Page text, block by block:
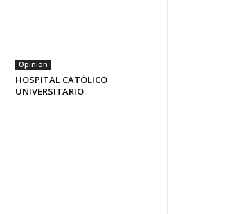
Opinion
HOSPITAL CATÓLICO
UNIVERSITARIO